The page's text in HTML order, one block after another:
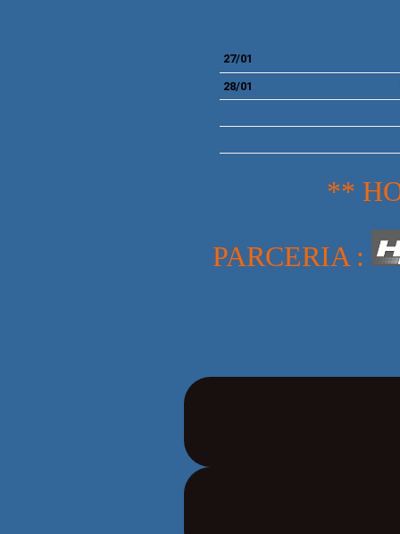
27/01
28/01
**
PARCERIA :